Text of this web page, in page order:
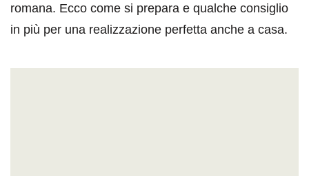
romana. Ecco come si prepara e qualche consiglio
in più per una realizzazione perfetta anche a casa.